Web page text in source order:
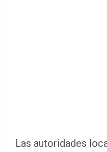
Las autoridades